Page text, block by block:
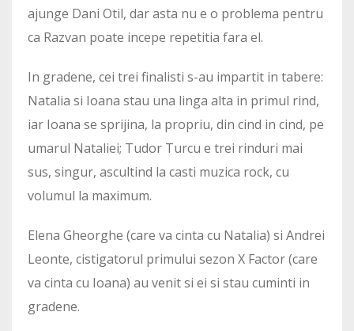
ajunge Dani Otil, dar asta nu e o problema pentru
ca Razvan poate incepe repetitia fara el.
In gradene, cei trei finalisti s-au impartit in tabere:
Natalia si Ioana stau una linga alta in primul rind,
iar Ioana se sprijina, la propriu, din cind in cind, pe
umarul Nataliei; Tudor Turcu e trei rinduri mai
sus, singur, ascultind la casti muzica rock, cu
volumul la maximum.
Elena Gheorghe (care va cinta cu Natalia) si Andrei
Leonte, cistigatorul primului sezon X Factor (care
va cinta cu Ioana) au venit si ei si stau cuminti in
gradene.